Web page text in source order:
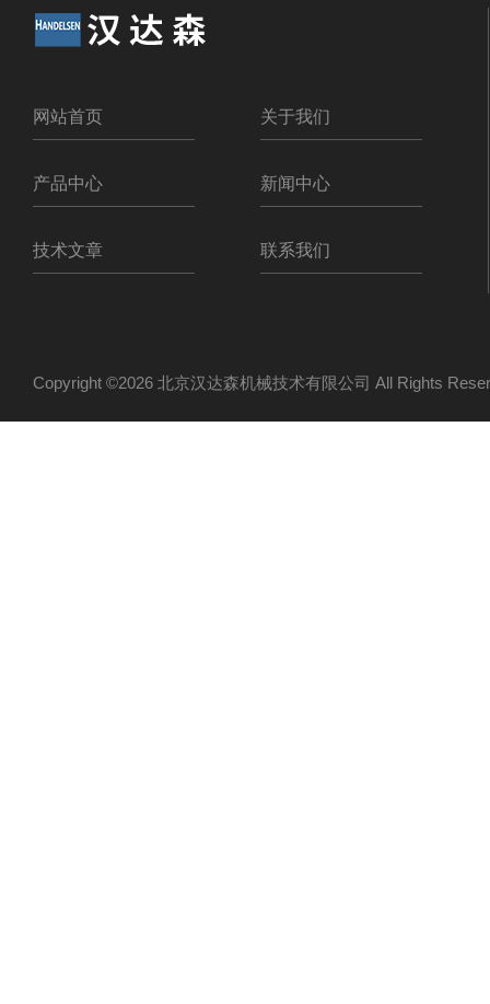
网站首页 关于我们
产品中心 新闻中心
技术文章 联系我们
Copyright ©2026 北京汉达森机械技术有限公司 All Rights